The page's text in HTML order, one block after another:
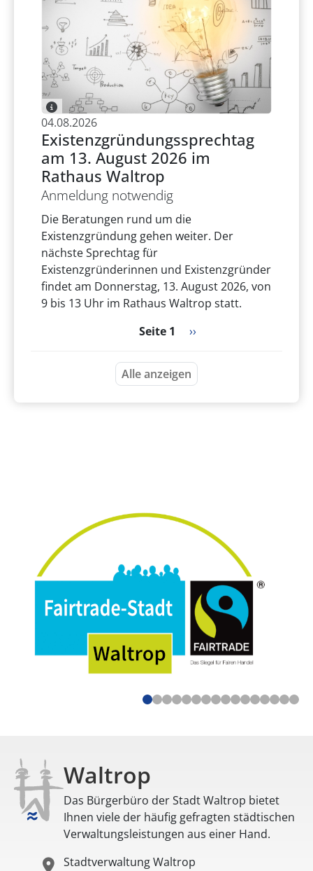
04.08.2026
Existenzgründungssprechtag
am 13. August 2026 im
Rathaus Waltrop
Anmeldung notwendig
Die Beratungen rund um die
Existenzgründung gehen weiter. Der
nächste Sprechtag für
Existenzgründerinnen und Existenzgründer
findet am Donnerstag, 13. August 2026, von
9 bis 13 Uhr im Rathaus Waltrop statt.
Seitennummerierung
Seite 1 Nächste Seite
››
Alle anzeigen
Waltrop
Das Bürgerbüro der Stadt Waltrop bietet
Ihnen viele der häufig gefragten städtischen
Verwaltungsleistungen aus einer Hand.
Stadtverwaltung Waltrop